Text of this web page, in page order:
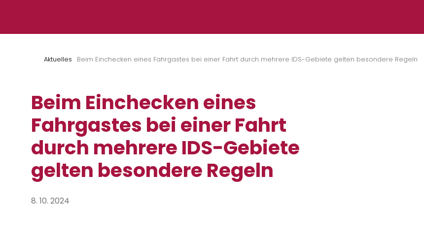
Aktuelles Beim Einchecken eines Fahrgastes bei einer Fahrt durch mehrere IDS-Gebiete gelten besondere Regeln
Beim Einchecken eines
Fahrgastes bei einer Fahrt
durch mehrere IDS-Gebiete
gelten besondere Regeln
8. 10. 2024